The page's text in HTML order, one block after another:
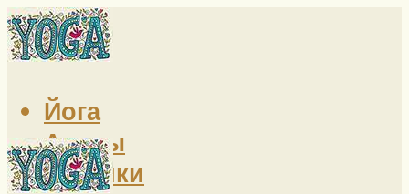
Йога
Асаны
Техники